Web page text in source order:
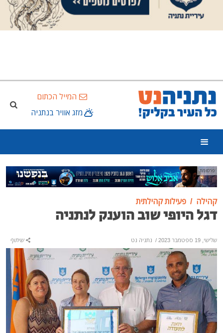
המייל הכתום
מזג אוויר בנתניה
פרסומת
קהילה פעילות קהילתית
דגל היופי שוב הוענק לנתניה
שלישי, 19 ספטמבר 2023 / נתניה נט שיתוף